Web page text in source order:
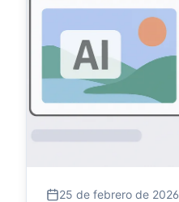
25 de febrero de 2026